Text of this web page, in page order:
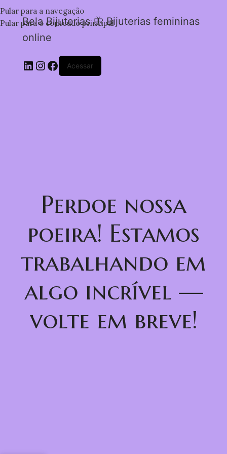
Pular para a navegação
Pular para o conteúdo principal
Bela Bijuterias 🦋 Bijuterias femininas
online
Acessar
Perdoe nossa
poeira! Estamos
trabalhando em
algo incrível —
volte em breve!